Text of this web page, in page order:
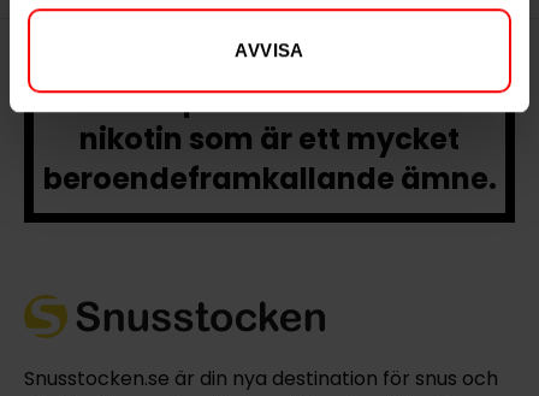
AVVISA
Denna produkt innehåller
nikotin som är ett mycket
beroendeframkallande ämne.
Snusstocken.se är din nya destination för snus och